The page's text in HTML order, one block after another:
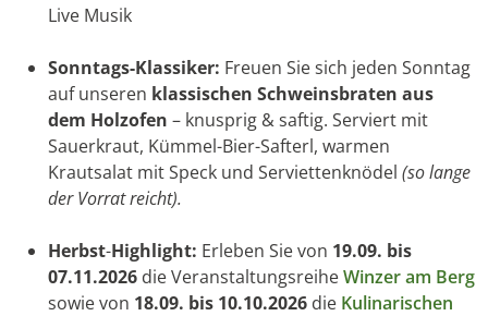
Live Musik
Sonntags-Klassiker: Freuen Sie sich jeden Sonntag
auf unseren klassischen Schweinsbraten aus
dem Holzofen – knusprig & saftig. Serviert mit
Sauerkraut, Kümmel-Bier-Safterl, warmen
Krautsalat mit Speck und Serviettenknödel (so lange
der Vorrat reicht).
Herbst-Highlight: Erleben Sie von 19.09. bis
07.11.2026 die VeranstaltungsreiheWinzer am Berg
sowie von 18.09. bis 10.10.2026 die Kulinarischen